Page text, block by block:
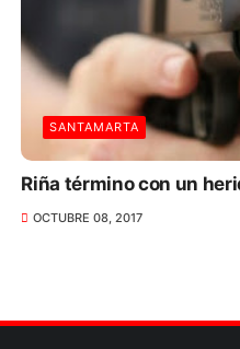
SANTAMARTA
Riña término con un
OCTUBRE 08, 2017